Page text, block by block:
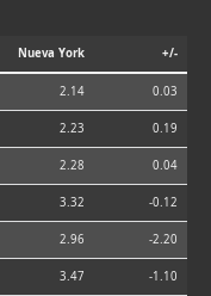
Nueva York +/-
2.14 0.03
2.23 0.19
2.28 0.04
3.32 -0.12
2.96 -2.20
3.47 -1.10